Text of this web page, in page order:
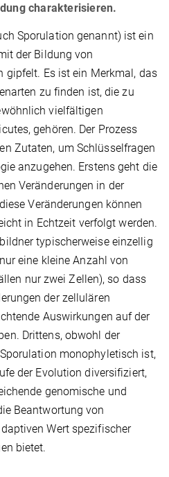
charakterisieren.
Sporulation genannt) ist ein
der Bildung von
gipfelt. Es ist ein Merkmal, das
zu finden ist, die zu
vielfältigen
gehören. Der Prozess
Zutaten, um Schlüsselfragen
anzugehen. Erstens geht die
Veränderungen in der
Veränderungen können
in Echtzeit verfolgt werden.
typischerweise einzellig
eine kleine Anzahl von
nur zwei Zellen), so dass
der zellulären
Auswirkungen auf der
Drittens, obwohl der
monophyletisch ist,
der Evolution diversifiziert,
genomische und
Beantwortung von
Wert spezifischer
bietet.